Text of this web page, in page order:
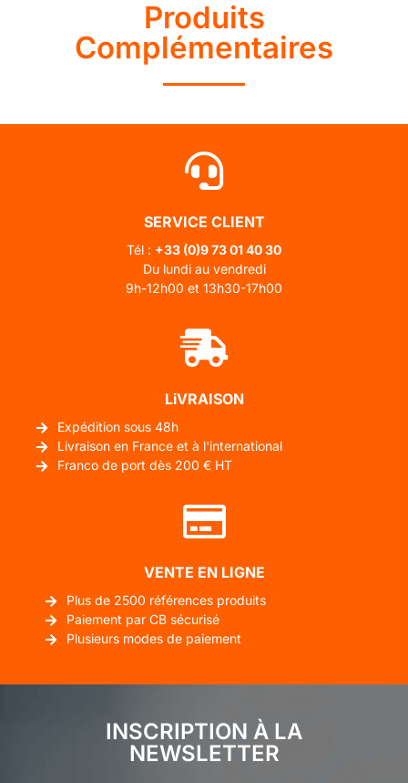
Produits
Complémentaires
SERVICE CLIENT
Tél : +33 (0)9 73 01 40 30
Du lundi au vendredi
9h-12h00 et 13h30-17h00
LiVRAISON
Expédition sous 48h
Livraison en France et à l'international
Franco de port dès 200 € HT
VENTE EN LIGNE
Plus de 2500 références produits
Paiement par CB sécurisé
Plusieurs modes de paiement
INSCRIPTION À LA
NEWSLETTER